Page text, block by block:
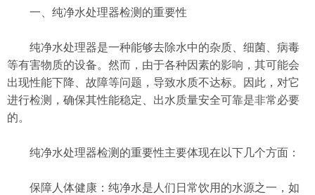
一、纯净水处理器检测的重要性
纯净水处理器是一种能够去除水中的杂质、细菌、病毒
等有害物质的设备。然而，由于各种因素的影响，其可能会
出现性能下降、故障等问题，导致水质不达标。因此，对它
进行检测，确保其性能稳定、出水质量安全可靠是非常必要
的。
纯净水处理器检测的重要性主要体现在以下几个方面：
保障人体健康：纯净水是人们日常饮用的水源之一，如